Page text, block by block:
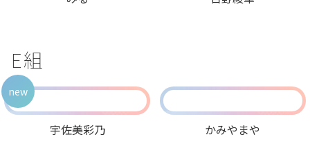
E組
宇佐美彩乃
new
かみやまや